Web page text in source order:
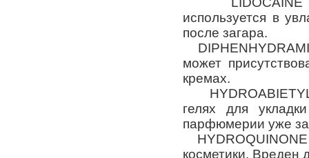
используется в
после загара.
может
кремах.
HYDROABIETYL
гелях для
парфюмерии уже
HYDROQUINONE
косметики. Вреден